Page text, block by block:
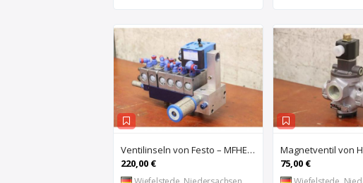
Ventilinseln von Festo – MFHE-3-1/4 MFH-5-1/4
220,00 €
75,00 €